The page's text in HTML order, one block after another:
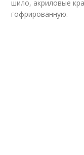
шило, акриловые
гофрированную.